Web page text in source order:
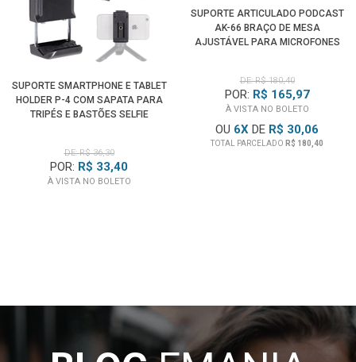
SUPORTE SMARTPHONE E TABLET
HOLDER P-4 COM SAPATA PARA
TRIPÉS E BASTÕES SELFIE
DE: R$ 36,30
POR: R$ 33,40
À VISTA NO BOLETO
SUPORTE ARTICULADO PODCAST
AK-66 BRAÇO DE MESA
AJUSTÁVEL PARA MICROFONES
DE: R$ 180,40
POR: R$ 165,97
À VISTA NO BOLETO
OU 6X DE R$ 30,06
TOTAL PARCELADO R$ 180,40